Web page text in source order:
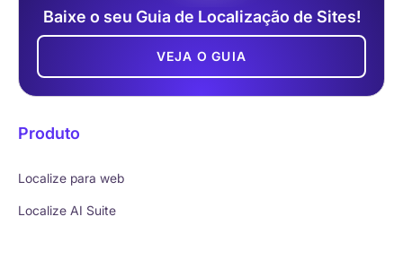
Baixe o seu Guia de Localização de Sites!
VEJA O GUIA
Produto
Localize para web
Localize AI Suite